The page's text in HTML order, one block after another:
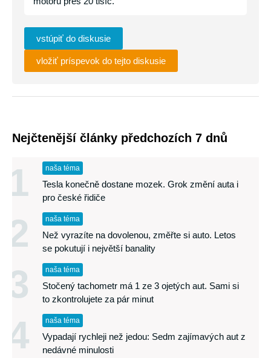
vstúpiť do diskusie
vložiť príspevok do tejto diskusie
Nejčtenější články předchozích 7 dnů
1 naša téma
Tesla konečně dostane mozek. Grok změní auta i
pro české řidiče
2 naša téma
Než vyrazíte na dovolenou, změřte si auto. Letos
se pokutují i největší banality
3 naša téma
Stočený tachometr má 1 ze 3 ojetých aut. Sami si
to zkontrolujete za pár minut
4 naša téma
Vypadají rychleji než jedou: Sedm zajímavých aut z
nedávné minulosti